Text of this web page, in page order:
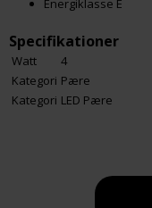
Energiklasse E
Specifikationer
Watt
4
Kategori Pære
Kategori LED Pære